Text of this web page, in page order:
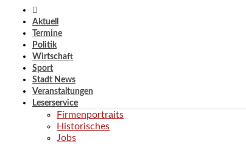
Aktuell
Termine
Politik
Wirtschaft
Sport
Stadt News
Veranstaltungen
Leserservice
Firmenportraits
Historisches
Jobs